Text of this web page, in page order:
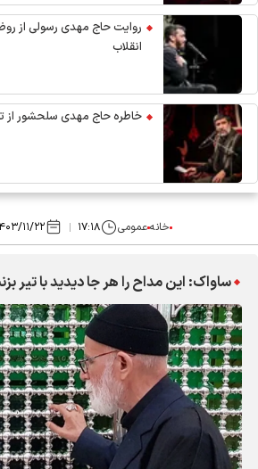
روایت حاج مهدی رسولی از
انقلاب
خاطره حاج مهدی سلحشور از
خانهعمومی ۱۷:۱۸ ۱۴۰۳/۱۱/۲۲
ساواک: این مداح را هر جا دیدید با تیر